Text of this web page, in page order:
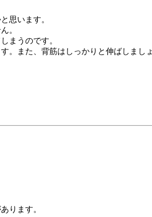
思います。
。
まうのです。
また、背筋はしっかりと伸ばしま
ります。